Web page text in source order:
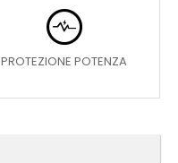
PROTEZIONE POTENZA